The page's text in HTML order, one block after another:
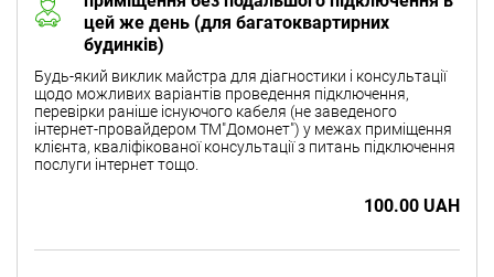
цей же день (для багатоквартирних
будинків)
Будь-який виклик майстра для діагностики і консультації
щодо можливих варіантів проведення підключення,
перевірки раніше існуючого кабеля (не заведеного
інтернет-провайдером ТМ"Домонет") у межах приміщення
клієнта, кваліфікованої консультації з питань підключення
послуги інтернет тощо.
100.00 UAH